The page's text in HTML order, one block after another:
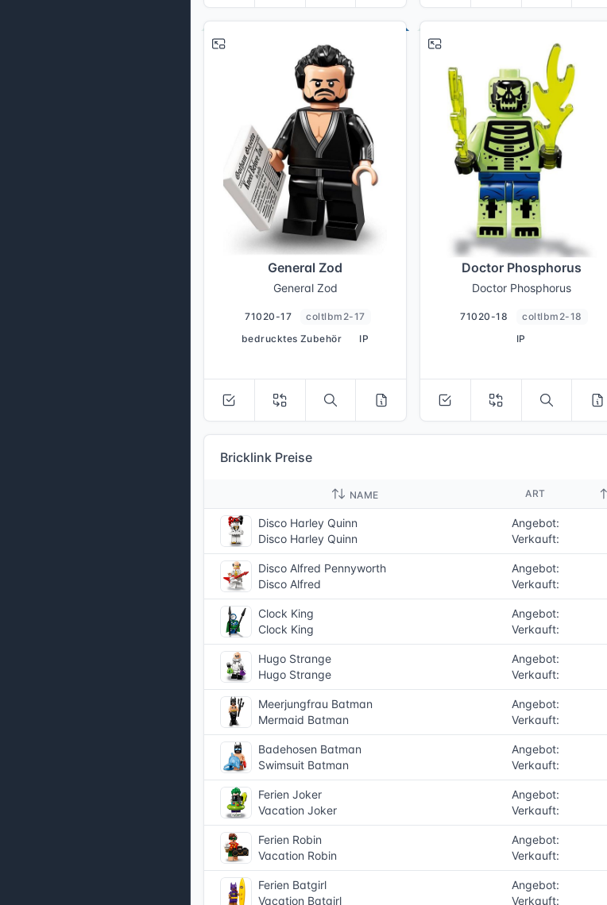
General Zod
General Zod
71020-17
coltlbm2-17
bedrucktes Zubehör
IP
Doctor Phosphorus
Doctor Phosphorus
71020-18
coltlbm2-18
IP
Bricklink Preise
NAME ART
Disco Harley Quinn
Disco Harley Quinn
Angebot:
Verkauft:
Disco Alfred Pennyworth
Disco Alfred
Angebot:
Verkauft:
Clock King
Clock King
Angebot:
Verkauft:
Hugo Strange
Hugo Strange
Angebot:
Verkauft:
Meerjungfrau Batman
Mermaid Batman
Angebot:
Verkauft:
Badehosen Batman
Swimsuit Batman
Angebot:
Verkauft:
Ferien Joker
Vacation Joker
Angebot:
Verkauft:
Ferien Robin
Vacation Robin
Angebot:
Verkauft:
Ferien Batgirl
Vacation Batgirl
Angebot:
Verkauft: